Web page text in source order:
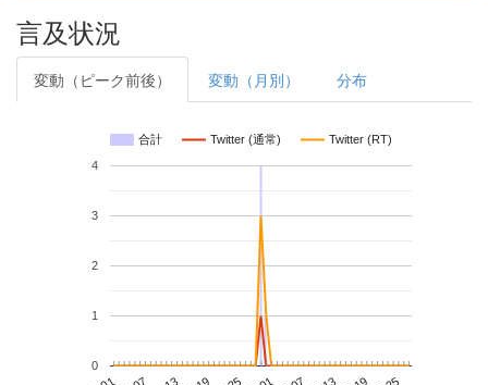
言及状況
変動（ピーク前後） 変動（月別） 分布
合計 Twitter (通常) Twitter (RT)
0
1
2
3
4